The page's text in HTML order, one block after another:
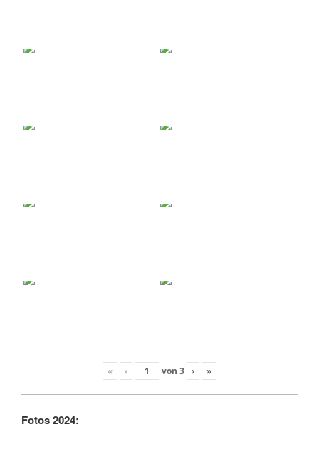
« ‹ von 3 › »
Fotos 2024: